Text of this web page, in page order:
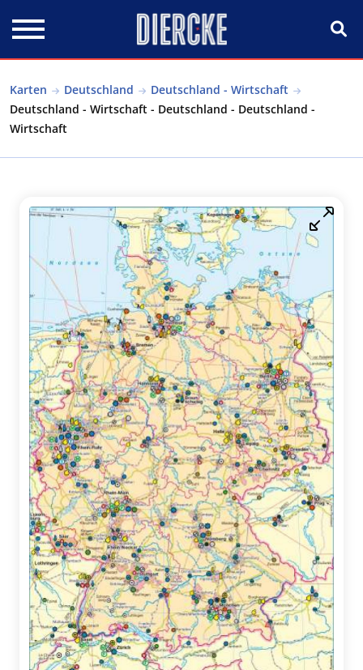
Karten Deutschland
Deutschland - Wirtschaft
Deutschland - Wirtschaft - Deutschland - Deutschland -
Wirtschaft